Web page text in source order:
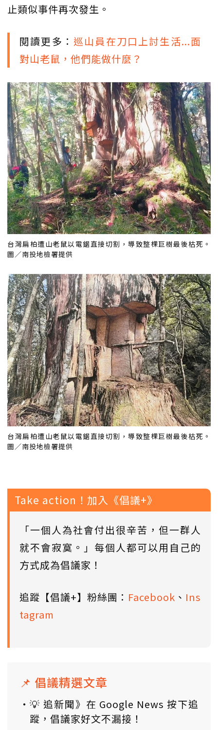
止類似事件再次發生。
閱讀更多： 巡山員在刀口上討生活...面
對山老鼠，他們能做什麼？
台灣扁柏遭山老鼠以電鋸直接切割，導致整棵巨樹最後枯死。
圖／南投地檢署提供
台灣扁柏遭山老鼠以電鋸直接切割，導致整棵巨樹最後枯死。
圖／南投地檢署提供
Take action！加入《倡議+》
「一個人為社會付出很辛苦，但一群人
就不會寂寞。」每個人都可以用自己的
方式成為倡議家！
追蹤【倡議+】粉絲團： Facebook 、 Ins
tagram
📌 倡議精選文章
💡 追新聞》在 Google News 按下追
蹤，倡議家好文不漏接！